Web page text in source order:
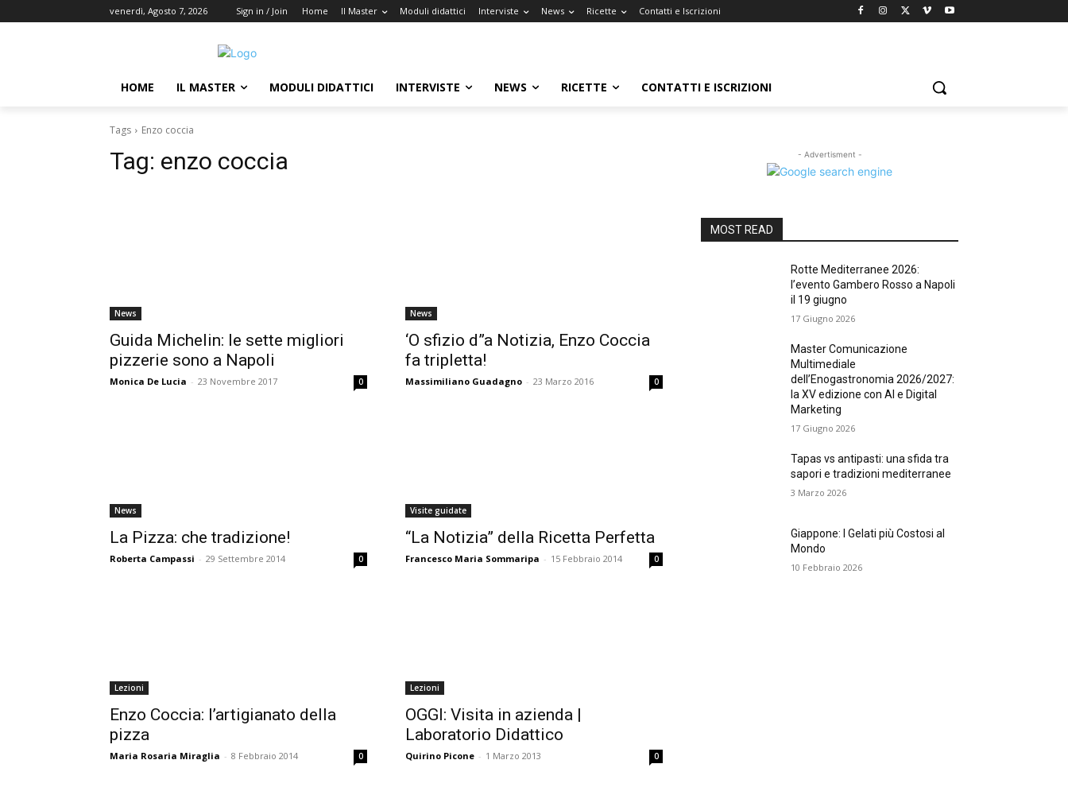
venerdì, Agosto 7, 2026 Sign in / Join Home Il Master Moduli didattici Interviste News Ricette Contatti e Iscrizioni
HOME IL MASTER MODULI DIDATTICI INTERVISTE NEWS RICETTE CONTATTI E ISCRIZIONI
Tags Enzo coccia
Tag: enzo coccia
News
Guida Michelin: le sette migliori
pizzerie sono a Napoli
Monica De Lucia - 23 Novembre 2017 0
News
‘O sfizio d”a Notizia, Enzo Coccia
fa tripletta!
Massimiliano Guadagno - 23 Marzo 2016 0
News
La Pizza: che tradizione!
Roberta Campassi - 29 Settembre 2014 0
Visite guidate
“La Notizia” della Ricetta Perfetta
Francesco Maria Sommaripa - 15 Febbraio 2014 0
Lezioni
Enzo Coccia: l’artigianato della
pizza
Maria Rosaria Miraglia - 8 Febbraio 2014 0
Lezioni
OGGI: Visita in azienda |
Laboratorio Didattico
Quirino Picone - 1 Marzo 2013 0
- Advertisment -
MOST READ
Rotte Mediterranee 2026:
l’evento Gambero Rosso a Napoli
il 19 giugno
17 Giugno 2026
Master Comunicazione
Multimediale
dell’Enogastronomia 2026/2027:
la XV edizione con AI e Digital
Marketing
17 Giugno 2026
Tapas vs antipasti: una sfida tra
sapori e tradizioni mediterranee
3 Marzo 2026
Giappone: I Gelati più Costosi al
Mondo
10 Febbraio 2026